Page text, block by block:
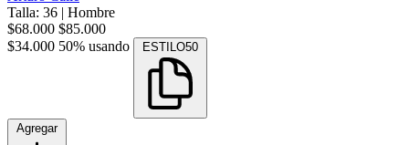
Talla: 36 | Hombre
$68.000 $85.000
$34.000 50% usando ESTILO50
Agregar